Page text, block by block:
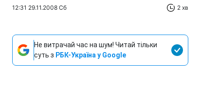
12:31 29.11.2008 Сб 2 хв
Не витрачай час на шум! Читай тільки
суть з РБК-Україна у Google